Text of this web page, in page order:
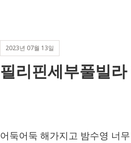
2023년 07월 13일
필리핀세부풀빌라
어둑어둑 해가지고 밤수영 너